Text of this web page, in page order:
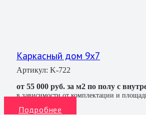
Каркасный дом 9х7
Артикул: K-722
от 55 000 руб. за м2 по полу с
в зависимости от комплектации и
Подробнее